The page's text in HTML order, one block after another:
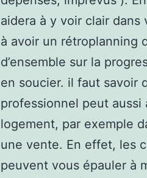
aidera à y voir clair
à avoir un rétroplanning
d’ensemble sur la
en soucier. il faut savoir
professionnel peut
logement, par exemple
une vente. En effet, les
peuvent vous épauler à